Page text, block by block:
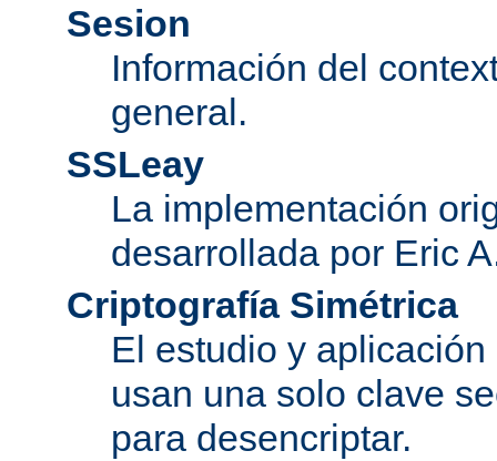
Sesion
Información del
general.
SSLeay
La implementación
desarrollada por Eric
Criptografía Simétrica
El estudio y
usan una solo clave
para desencriptar.